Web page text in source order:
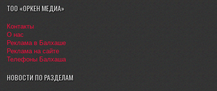
ТОО «ОРКЕН МЕДИА»
Контакты
О нас
Реклама в Балхаше
Реклама на сайте
Телефоны Балхаша
НОВОСТИ ПО РАЗДЕЛАМ